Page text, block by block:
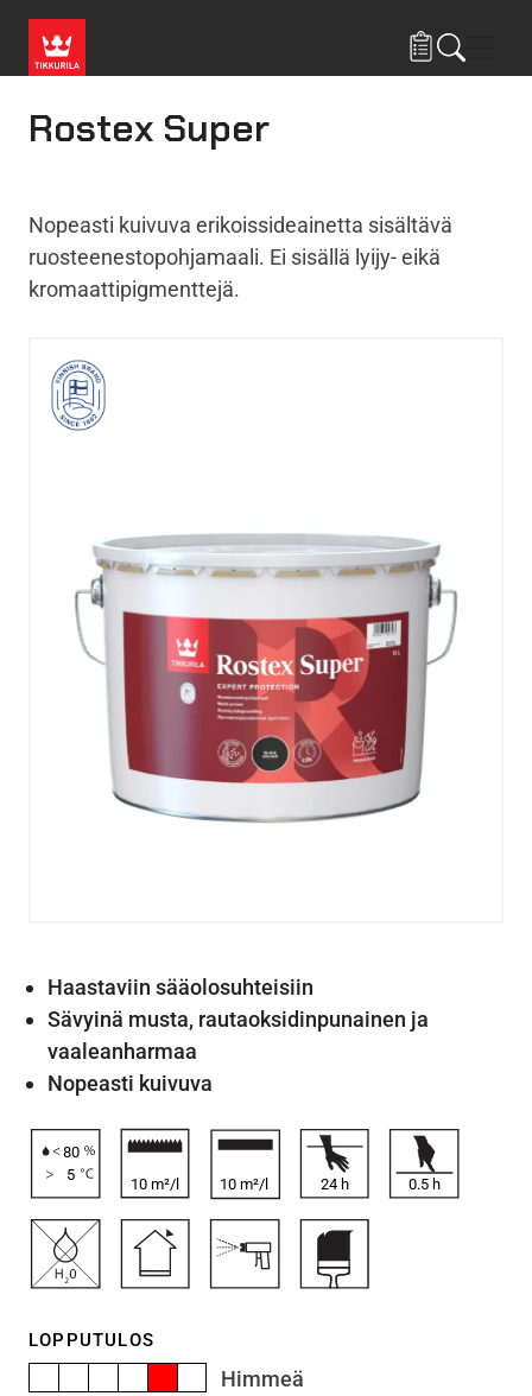
Rostex Super
Nopeasti kuivuva erikoissideainetta sisältävä
ruosteenestopohjamaali. Ei sisällä lyijy- eikä
kromaattipigmenttejä.
Haastaviin sääolosuhteisiin
Sävyinä musta, rautaoksidinpunainen ja
vaaleanharmaa
Nopeasti kuivuva
80
5
10 m²/l 10 m²/l 24 h 0.5 h
LOPPUTULOS
Himmeä